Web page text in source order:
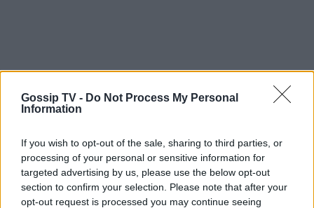
Gossip TV - Do Not Process My Personal
Information
If you wish to opt-out of the sale, sharing to third parties, or
processing of your personal or sensitive information for
targeted advertising by us, please use the below opt-out
section to confirm your selection. Please note that after your
opt-out request is processed you may continue seeing